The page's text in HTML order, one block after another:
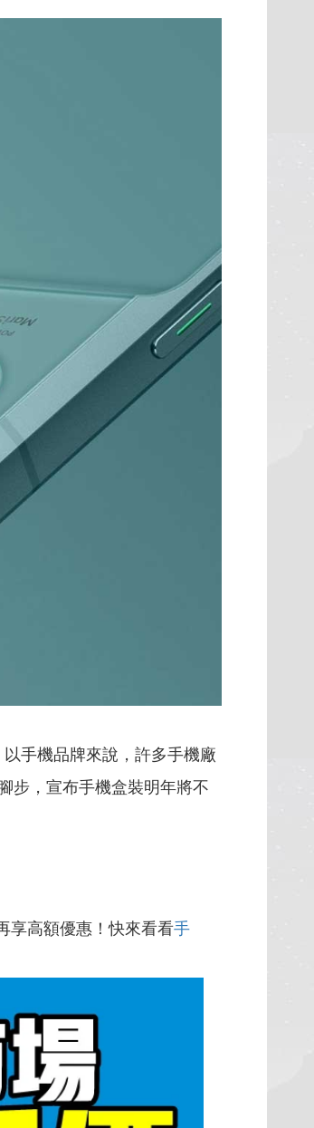
手機品牌來說，許多手機廠
步，宣布手機盒裝明年將不
享高額優惠！快來看看手